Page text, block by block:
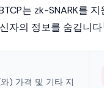
는 zk-SNARK를
자의 정보를 숨깁니다
) 가격 및 기타 지